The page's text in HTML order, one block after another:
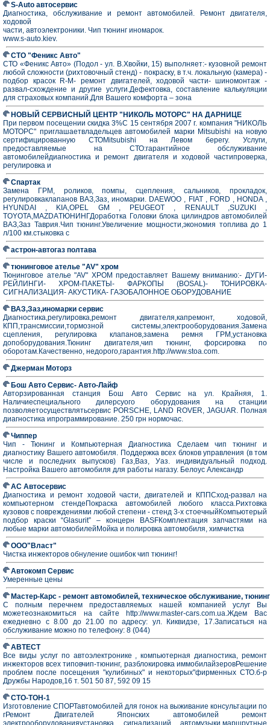
S-Auto автосервис
Диагностика, обслуживание и ремонт автомобилей. Ремонт двигателя,
ходовой
части, автоэлектроники. Чип тюнинг иномарок.
www.s-auto.kiev.
СТО "Феникс Авто"
СТО «Феникс Авто» (Подол - ул. В.Хвойки, 15) выполняет:- кузовной ремонт
любой сложности (рихтовочный стенд) - покраску, в т.ч. локальную (камера) -
подбор красок R-M- ремонт двигателей, ходовой части- шиномонтаж -
развал-схождение и другие услуги.Дефектовка, составление калькуляции
для страховых компаний.Для Вашего комфорта – зона
НОВЫЙ СЕРВИСНЫЙ ЦЕНТР "НИКОЛЬ МОТОРС" НА ДАРНИЦЕ
При первом посещении скидка 3%С 15 сентября 2007 г. компания "НИКОЛЬ
МОТОРС" приглашаетвладельцев автомобилей марки Mitsubishi на новую
сертифицированную СТОMitsubishi на Левом берегу. Услуги,
предоставляемые на СТО:гарантийное обслуживание
автомобилейдиагностика и ремонт двигателя и ходовой частипроверка,
регулировка и
Спартак
Замена ГРМ, роликов, помпы, сцепления, сальников, прокладок,
регулировкаклапанов ВАЗ,Заз, иномарки. DAEWOO , FIAT , FORD , HONDA ,
HYUNDAI , KIA,OPEL GM , PEUGEOT , RENAULT ,SUZUKI ,
TOYOTA,MAZDAТЮНИНГДоработка Головки блока цилиндров автомобилей
ВАЗ,Заз Таврия.Чип тюнинг.Увеличение мощности,экономия топлива до 1
л/100 км.стыковка с
астрон-автогаз полтава
тюнинговое ателье "AV" хром
Тюнинговое ателье "AV" ХРОМ предоставляет Вашему вниманию:- ДУГИ-
РЕЙЛИНГИ- ХРОМ-ПАКЕТЫ- ФАРКОПЫ (BOSAL)- ТОНИРОВКА-
СИГНАЛИЗАЦИЯ- АКУСТИКА- ГАЗОБАЛОННОЕ ОБОРУДОВАНИЕ
ВАЗ,Заз,иномарки сервис
Диагностика,регулировка,ремонт двигателя,капремонт, ходовой,
КПП,трансмиссии,тормозной системы,электрооборудования.Замена
сцепления, регулировка клапанов,замена ремня ГРМ,установка
допоборудования.Тюнинг двигателя,чип тюнинг, форсировка по
оборотам.Качественно, недорого,гарантия.http://www.stoa.com.
Джерман Моторз
Бош Авто Сервис- Авто-Лайф
Авторзированная станция Бош Авто Сервис на ул. Крайняя, 1.
Наличиеспециального дилерсуого оборудования на станции
позволяетосуществлятьсервис PORSCHE, LAND ROVER, JAGUAR. Полная
диагностика ипрограммирование. 250 грн нормочас.
Чиппер
Чип - Тюнинг и Компьютерная Диагностика Сделаем чип тюнинг и
диагностику Вашего автомобиля. Поддержка всех блоков управления (в том
числе и последних выпусков) Газ,Ваз, Уаз. индивидуальный подход.
Настройка Вашего автомобиля для работы нагазу. Белоус Александр
АС Автосервис
Диагностика и ремонт ходовой части, двигателей и КППСход-развал на
компьютерном стендеПокраска автомобилей любого класса.Рихтовка
кузовов с повреждениями любой степени - стенд 3-х стоечныйКомпьютерый
подбор краски “Glasurit” – концерн BASFКомплектация запчастями на
любые марки автомобилейМойка и полировка автомобиля, химчистка
ООО"Власт"
Чистка инжекторов обнуление ошибок чип тюнинг!
Автокомп Сервис
Умеренные цены
Мастер-Карс - ремонт автомобилей, техническое обслуживание, тюнинг
С полным перечнем предоставляемых нашей компанией услуг Вы
можетеознакомиться на сайте http://www.master-cars.com.ua.Ждем Вас
ежедневно с 8.00 до 21.00 по адресу: ул. Киквидзе, 17.Записаться на
обслуживание можно по телефону: 8 (044)
АВТЕСТ
Все виды услуг по автоэлектронике , компьютерная диагностика, ремонт
инжекторов всех типовчип-тюнинг, разблокировка иммобилайзеровРешение
проблем после посещения "кулибиных" и некоторых"фирменных СТО.б-р
Дружбы Народов,16 т. 501 50 87, 592 09 15
СТО-ТОН-1
Изготовление СПОРТавтомобилей для гонок на выживание консультации по
гРемонт Двигателей Японских автомобилей ремонт
электрооборудованияустановка сигнализаций автомузыки,маршрутные